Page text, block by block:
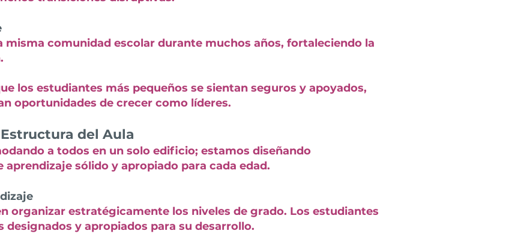
misma comunidad escolar durante muchos años, fortaleciendo la
los estudiantes más pequeños se sientan seguros y apoyados,
oportunidades de crecer como líderes.
del Aula
a todos en un solo edificio; estamos diseñando
sólido y apropiado para cada edad.
organizar estratégicamente los niveles de grado. Los estudiantes
designados y apropiados para su desarrollo.